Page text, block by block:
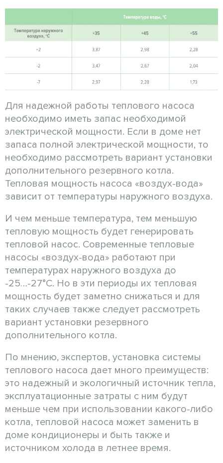
Для надежной работы теплового насоса
необходимо иметь запас необходимой
электрической мощности. Если в доме нет
запаса полной электрической мощности, то
необходимо рассмотреть вариант установки
дополнительного резервного котла.
Тепловая мощность насоса «воздух-вода»
зависит от температуры наружного воздуха.
И чем меньше температура, тем меньшую
тепловую мощность будет генерировать
тепловой насос. Современные тепловые
насосы «воздух-вода» работают при
температурах наружного воздуха до
-25…-27°С. Но в эти периоды их тепловая
мощность будет заметно снижаться и для
таких случаев также следует рассмотреть
вариант установки резервного
дополнительного котла.
По мнению, экспертов, установка системы
теплового насоса дает много преимуществ:
это надежный и экологичный источник тепла,
эксплуатационные затраты с ним будут
меньше чем при использовании какого-либо
котла, тепловой насоса может заменить в
доме кондиционеры и быть также и
источником холода в летнее время.